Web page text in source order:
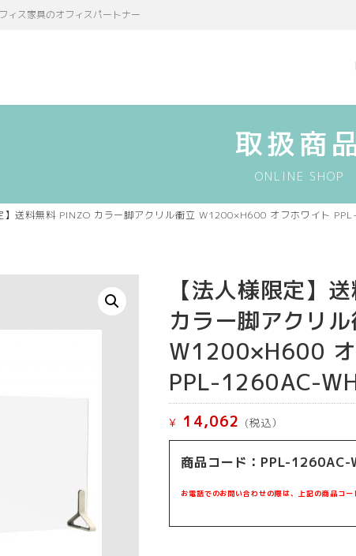
ィス家具のオフィスパートナー
取扱商
ONLINE SHOP
】送料無料 PINZO カラー脚アクリル衝立 W1200×H600 オフホワイト
【法人様限定】
カラー脚アクリ
W1200×H600
PPL-1260AC-
¥ 14,062 (税込）
商品コード：PPL-1260AC-
お電話でのお問い合わせの際は、上記の商品コー